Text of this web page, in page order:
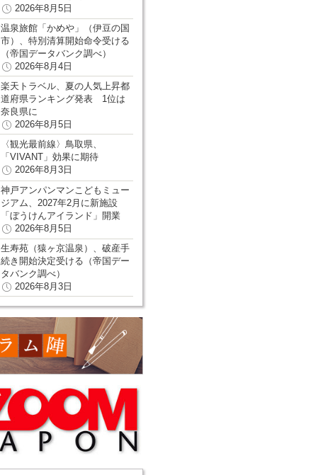
2026年8月5日
温泉旅館「かめや」（伊豆の国
市）、特別清算開始命令受ける
（帝国データバンク調べ）
2026年8月4日
楽天トラベル、夏の人気上昇都
道府県ランキング発表 1位は
奈良県に
2026年8月5日
〈観光最前線〉鳥取県、
「VIVANT」効果に期待
2026年8月3日
神戸アンパンマンこどもミュー
ジアム、2027年2月に新施設
「ぼうけんアイランド」開業
2026年8月5日
生寿苑（猿ヶ京温泉）、破産手
続き開始決定受ける（帝国デー
タバンク調べ）
2026年8月3日